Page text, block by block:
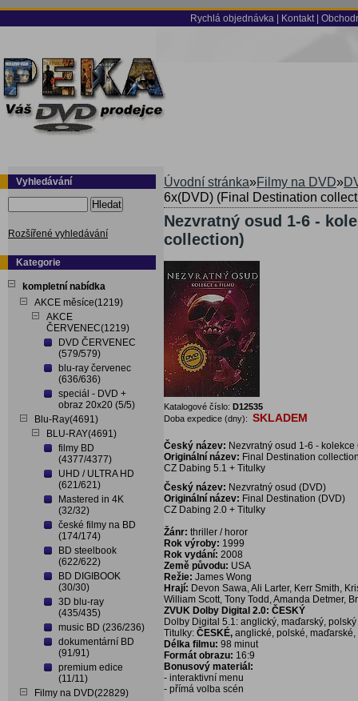
Rychlá objednávka Kontakt
Vyhledávání
Hledat
Rozšířené vyhledávání
Kategorie
kompletní nabídka
AKCE měsíce(1219)
AKCE
ČERVENEC(1219)
DVD ČERVENEC
(579/579)
blu-ray červenec
(636/636)
speciál - DVD +
obraz 20x20 (5/5)
Blu-Ray(4691)
BLU-RAY(4691)
filmy BD
(4377/4377)
UHD / ULTRA HD
(621/621)
Mastered in 4K
(32/32)
české filmy na BD
(174/174)
BD steelbook
(622/622)
BD DIGIBOOK
(30/30)
3D blu-ray
(435/435)
music BD (236/236)
dokumentární BD
(91/91)
premium edice
(11/11)
Filmy na DVD(22829)
Úvodní stránka»Filmy na DVD»
6x(DVD) (Final Destination
Nezvratný osud 1-6 -
collection)
Katalogové číslo: D12535
Doba expedice (dny): SKLADEM
Český název: Nezvratný osud 1-6 - kolekce
Originální název: Final Destination
CZ Dabing 5.1 + Titulky
Český název: Nezvratný osud (DVD)
Originální název: Final Destination (DVD)
CZ Dabing 2.0 + Titulky
Žánr: thriller / horor
Rok výroby: 1999
Rok vydání: 2008
Země původu: USA
Režie: James Wong
Hrají: Devon Sawa, Ali Larter, Kerr Smith,
William Scott, Tony Todd, Amanda Detmer,
ZVUK Dolby Digital 2.0: ČESKÝ
Dolby Digital 5.1: anglický, maďarský, polský
Titulky: ČESKÉ, anglické, polské, maďarské,
Délka filmu: 98 minut
Formát obrazu: 16:9
Bonusový materiál:
- interaktivní menu
- přímá volba scén